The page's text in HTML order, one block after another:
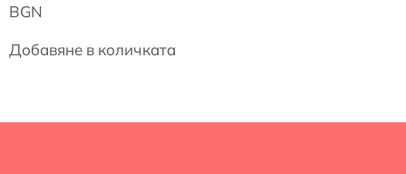
BGN
Добавяне в количката